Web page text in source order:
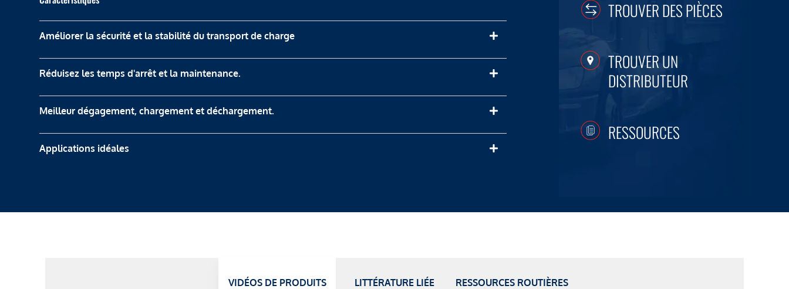
Améliorer la sécurité et la stabilité du transport de charge
Réduisez les temps d'arrêt et la maintenance.
Meilleur dégagement, chargement et déchargement.
Applications idéales
TROUVER DES PIÈCES
TROUVER UN
DISTRIBUTEUR
RESSOURCES
VIDÉOS DE PRODUITS LITTÉRATURE LIÉE RESSOURCES ROUTIÈRES